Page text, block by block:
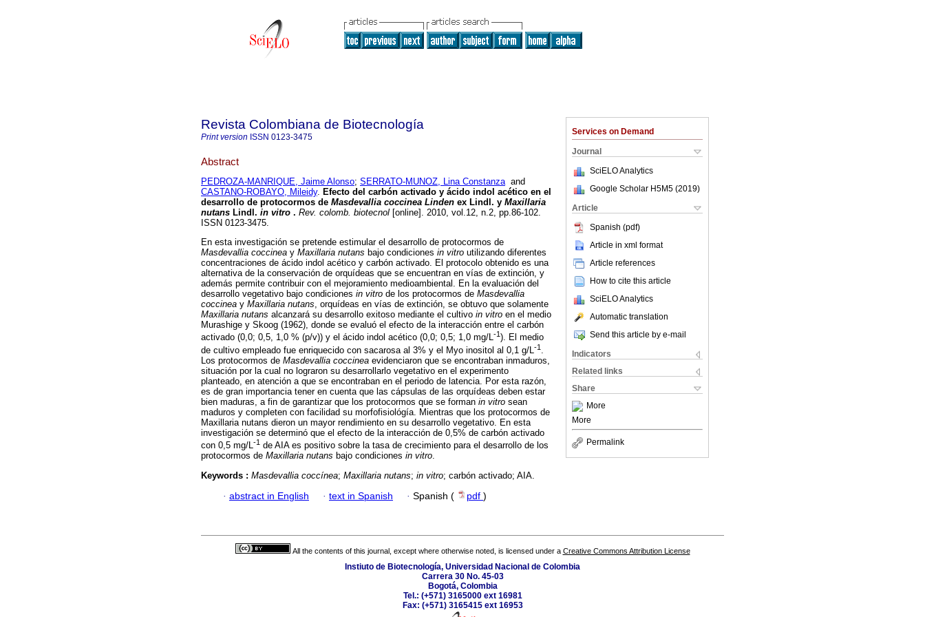
Services on Demand
Journal
SciELO Analytics
Google Scholar H5M5 (2019)
Article
Spanish (pdf)
Article in xml format
Article references
How to cite this article
SciELO Analytics
Automatic translation
Send this article by e-mail
Indicators
Related links
Share
More
More
Permalink
Revista Colombiana de Biotecnología
Print version ISSN 0123-3475
Abstract
PEDROZA-MANRIQUE, Jaime Alonso; SERRATO-MUNOZ, Lina Constanzaand
CASTANO-ROBAYO, Mileidy. Efecto del carbón activado y ácido indol acético en el
desarrollo de protocormos de Masdevallia coccinea Linden ex Lindl. y Maxillaria
nutans Lindl. in vitro . Rev. colomb. biotecnol [online]. 2010, vol.12, n.2, pp.86-102.
ISSN 0123-3475.
En esta investigación se pretende estimular el desarrollo de protocormos de
Masdevallia coccinea y Maxillaria nutans bajo condiciones in vitro utilizando diferentes
concentraciones de ácido indol acético y carbón activado. El protocolo obtenido es una
alternativa de la conservación de orquídeas que se encuentran en vías de extinción, y
además permite contribuir con el mejoramiento medioambiental. En la evaluación del
desarrollo vegetativo bajo condiciones in vitro de los protocormos de Masdevallia
coccinea y Maxillaria nutans, orquídeas en vías de extinción, se obtuvo que solamente
Maxillaria nutans alcanzará su desarrollo exitoso mediante el cultivo in vitro en el medio
Murashige y Skoog (1962), donde se evaluó el efecto de la interacción entre el carbón
activado (0,0; 0,5, 1,0 % (p/v)) y el ácido indol acético (0,0; 0,5; 1,0 mg/L-1 ). El medio
de cultivo empleado fue enriquecido con sacarosa al 3% y el Myo inositol al 0,1 g/L-1 .
Los protocormos de Masdevallia coccinea evidenciaron que se encontraban inmaduros,
situación por la cual no lograron su desarrollarlo vegetativo en el experimento
planteado, en atención a que se encontraban en el periodo de latencia. Por esta razón,
es de gran importancia tener en cuenta que las cápsulas de las orquídeas deben estar
bien maduras, a fin de garantizar que los protocormos que se forman in vitro sean
maduros y completen con facilidad su morfofisiológía. Mientras que los protocormos de
Maxillaria nutans dieron un mayor rendimiento en su desarrollo vegetativo. En esta
investigación se determinó que el efecto de la interacción de 0,5% de carbón activado
con 0,5 mg/L-1 de AIA es positivo sobre la tasa de crecimiento para el desarrollo de los
protocormos de Maxillaria nutans bajo condiciones in vitro.
Keywords : Masdevallia coccínea; Maxillaria nutans; in vitro; carbón activado; AIA.
· abstract in English · text in Spanish · Spanish ( pdf )
All the contents of this journal, except where otherwise noted, is licensed under a Creative Commons Attribution License
Instiuto de Biotecnología, Universidad Nacional de Colombia
Carrera 30 No. 45-03
Bogotá, Colombia
Tel.: (+571) 3165000 ext 16981
Fax: (+571) 3165415 ext 16953